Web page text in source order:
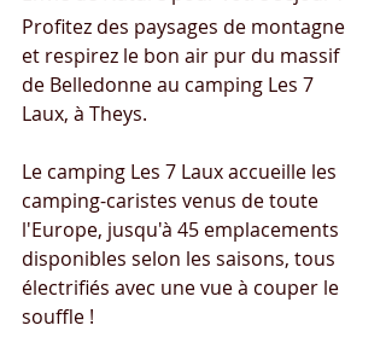
Profitez des paysages de montagne
et respirez le bon air pur du massif
de Belledonne au camping Les 7
Laux, à Theys.
Le camping Les 7 Laux accueille les
camping-caristes venus de toute
l'Europe, jusqu'à 45 emplacements
disponibles selon les saisons, tous
électrifiés avec une vue à couper le
souffle !